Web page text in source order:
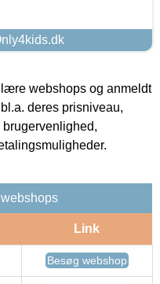
webshops og anmeldt
deres prisniveau,
Link
Besøg webshop